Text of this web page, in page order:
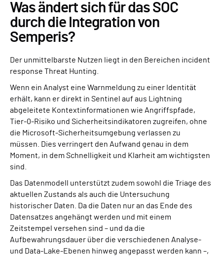
Was ändert sich für das SOC
durch die Integration von
Semperis?
Der unmittelbarste Nutzen liegt in den Bereichen incident
response Threat Hunting.
Wenn ein Analyst eine Warnmeldung zu einer Identität
erhält, kann er direkt in Sentinel auf aus Lightning
abgeleitete Kontextinformationen wie Angriffspfade,
Tier-0-Risiko und Sicherheitsindikatoren zugreifen, ohne
die Microsoft-Sicherheitsumgebung verlassen zu
müssen. Dies verringert den Aufwand genau in dem
Moment, in dem Schnelligkeit und Klarheit am wichtigsten
sind.
Das Datenmodell unterstützt zudem sowohl die Triage des
aktuellen Zustands als auch die Untersuchung
historischer Daten. Da die Daten nur an das Ende des
Datensatzes angehängt werden und mit einem
Zeitstempel versehen sind – und da die
Aufbewahrungsdauer über die verschiedenen Analyse-
und Data-Lake-Ebenen hinweg angepasst werden kann –,